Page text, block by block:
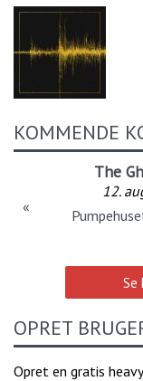
KOMMENDE
The
12.
«
Se
OPRET
Opret en gratis